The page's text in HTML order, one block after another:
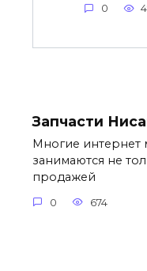
0
Запчасти
Многие интернет
занимаются не
продажей
0 674